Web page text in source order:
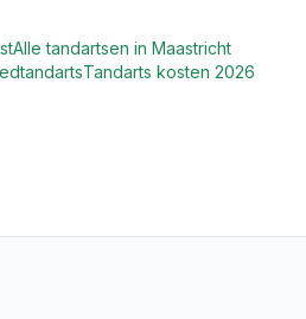
Alle tandartsen in Maastricht
Tandarts kosten 2026